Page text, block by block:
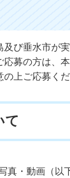
及び垂水市が
応募の方は、
上ご応募くだ
て
真・動画（以